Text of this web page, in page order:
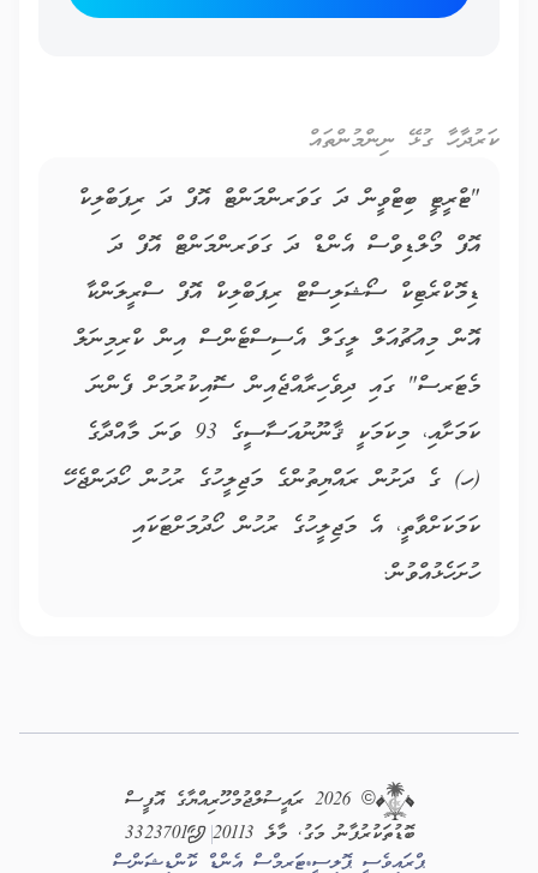
ކަރުދާހާ ގުޅޭ ނިންމުންތައް
"ޓްރީޓީ ބިޓްވީން ދަ ގަވަރންމަންޓް އޮފް ދަ ރިޕަބްލިކް
އޮފް މޯލްޑިވްސް އެންޑް ދަ ގަވަރންމަންޓް އޮފް ދަ
ޑިމޮކްރެޓިކް ސޯޝަލިސްޓް ރިޕަބްލިކް އޮފް ސްރީލަންކާ
އޮން މިއުޗުއަލް ލީގަލް އެސިސްޓެންސް އިން ކްރިމިނަލް
މެޓަރސް" ގައި ދިވެހިރާއްޖެއިން ސޮއިކުރުމަށް ފެންނަ
ކަމަށާއި، މިކަމަކީ ޤާނޫނުއަސާސީގެ 93 ވަނަ މާއްދާގެ
(ހ) ގެ ދަށުން ރައްޔިތުންގެ މަޖިލީހުގެ ރުހުން ހޯދަންޖެހޭ
ކަމަކަށްވާތީ، އެ މަޖިލީހުގެ ރުހުން ހޯދުމަށްޓަކައި
ހުށަހެޅުއްވުން.
©
2026 ރައީސުލްޖުމްހޫރިއްޔާގެ އޮފީސް
ބޮޑުތަކުރުފާނު މަގު, މާލެ 20113
3323701
ޕްރައިވެސީ ޕޮލިސީ•ޓަރމްސް އެންޑް ކޮންޑިޝަންސް